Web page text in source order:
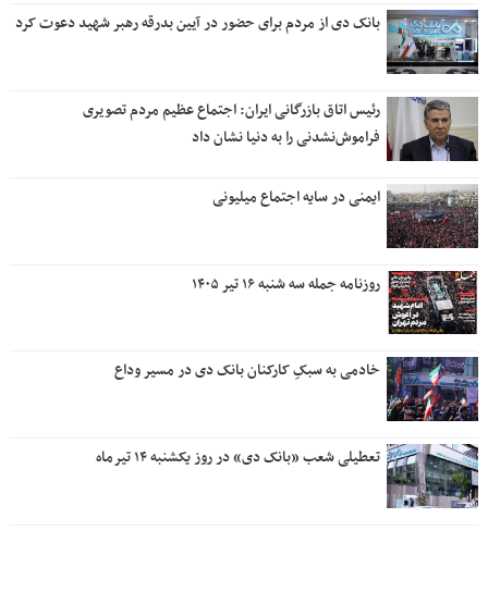
بانک دی از مردم برای حضور در آیین بدرقه رهبر شهید دعوت کرد
رئیس اتاق بازرگانی ایران: اجتماع عظیم مردم تصویری
فراموش‌نشدنی را به دنیا نشان داد
ایمنی در سایه اجتماع میلیونی
روزنامه جمله سه شنبه ۱۶ تیر ۱۴۰۵
خادمی به سبکِ کارکنان بانک دی در مسیر وداع
تعطیلی شعب «بانک دی» در روز یکشنبه ۱۴ تیرماه